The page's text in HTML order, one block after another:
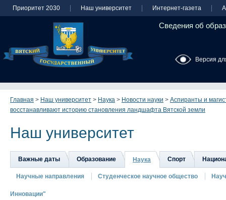
Приоритет 2030 Наш университет Интернет-газета
Сведения об
Версия
Главная > Наш университет > Наука > Новости науки > Аспиранты и
восстанавливают историю становления ландшафта Вятской земли
Наш университет
Важные даты Образование Наука Спорт
Научные направления Студенческое научное общество
Инновации"